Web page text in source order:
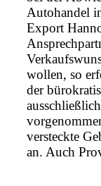
Autohandel
Export
wollen, so
der
versteckte
an. Auch